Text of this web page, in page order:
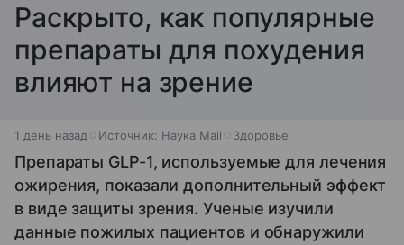
Раскрыто, как популярные
препараты для похудения
влияют на зрение
1 день назад Источник: Наука Mail Здоровье
Препараты GLP-1, используемые для лечения
ожирения, показали дополнительный эффект
в виде защиты зрения. Ученые изучили
данные пожилых пациентов и обнаружили